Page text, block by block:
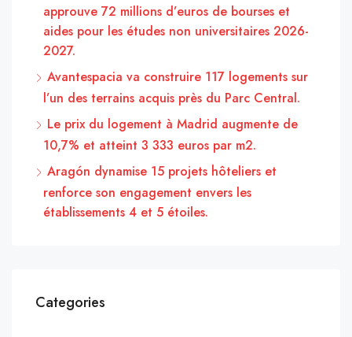
approuve 72 millions d’euros de bourses et
aides pour les études non universitaires 2026-
2027.
Avantespacia va construire 117 logements sur
l’un des terrains acquis près du Parc Central.
Le prix du logement à Madrid augmente de
10,7% et atteint 3 333 euros par m2.
Aragón dynamise 15 projets hôteliers et
renforce son engagement envers les
établissements 4 et 5 étoiles.
Categories